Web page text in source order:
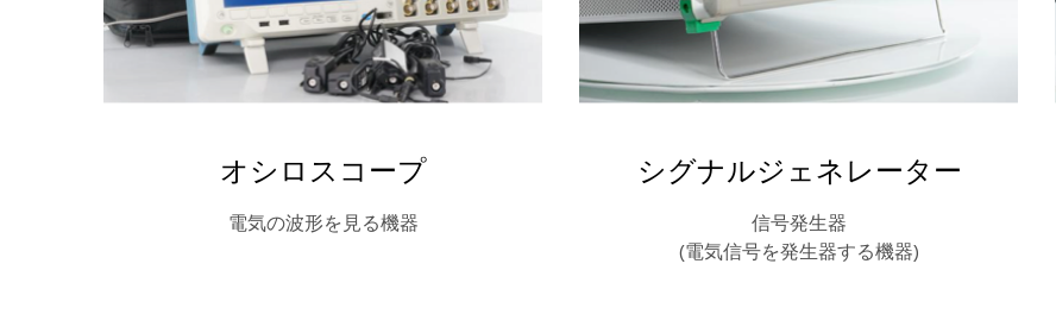
オシロスコープ
電気の波形を見る機器
シグナルジェネレーター
信号発生器
(電気信号を発生器する機器)